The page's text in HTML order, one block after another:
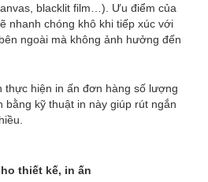
blacklit film…). Ưu điểm của
nhanh chóng khô khi tiếp xúc với
ngoài mà không ảnh hưởng đến
thực hiện in ấn đơn hàng số lượng
kỹ thuật in này giúp rút ngắn
thiết kế, in ấn